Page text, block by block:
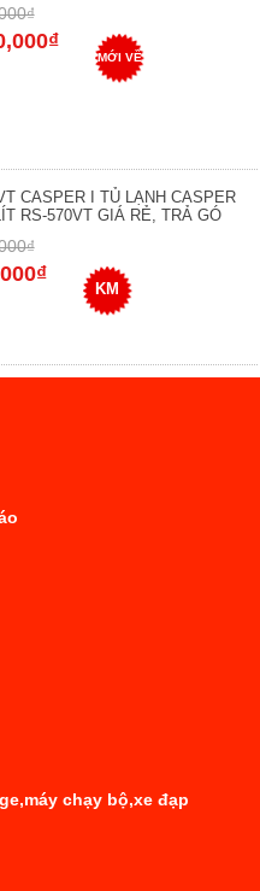
MỚI VỀ
CASPER I TỦ LẠNH CASPER
RS-570VT GIÁ RẺ, TRẢ GÓ
KM
chạy bộ,xe đạp